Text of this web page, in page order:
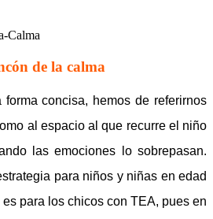
de la calma
concisa, hemos de referirnos
al espacio al que recurre el niño
las emociones lo sobrepasan.
para niños y niñas en edad
para los chicos con TEA, pues en